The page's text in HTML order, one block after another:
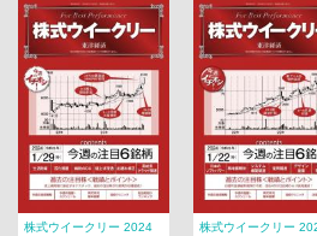
株式ウイークリー 2024
株式ウイークリー